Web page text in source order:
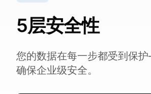
5层安全性
您的数据在每一步都受到保
确保企业级安全。